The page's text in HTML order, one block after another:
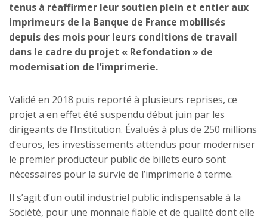
tenus à réaffirmer leur soutien plein et entier aux
imprimeurs de la Banque de France mobilisés
depuis des mois pour leurs conditions de travail
dans le cadre du projet « Refondation » de
modernisation de l’imprimerie.
Validé en 2018 puis reporté à plusieurs reprises, ce
projet a en effet été suspendu début juin par les
dirigeants de l’Institution. Évalués à plus de 250 millions
d’euros, les investissements attendus pour moderniser
le premier producteur public de billets euro sont
nécessaires pour la survie de l’imprimerie à terme.
Il s’agit d’un outil industriel public indispensable à la
Société, pour une monnaie fiable et de qualité dont elle